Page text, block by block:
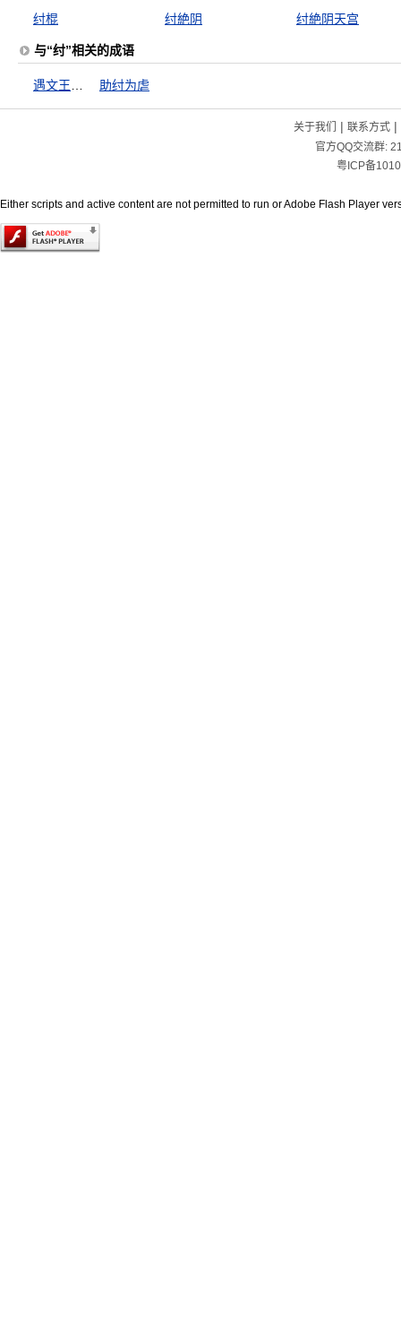
纣棍 纣絶阴 纣絶阴天宫
与“纣”相关的成语
助纣为虐
关于我们 | 联系方式|
官方QQ交流群:
粤ICP备
Either scripts and active content are not permitted to run or Adobe Flash Player